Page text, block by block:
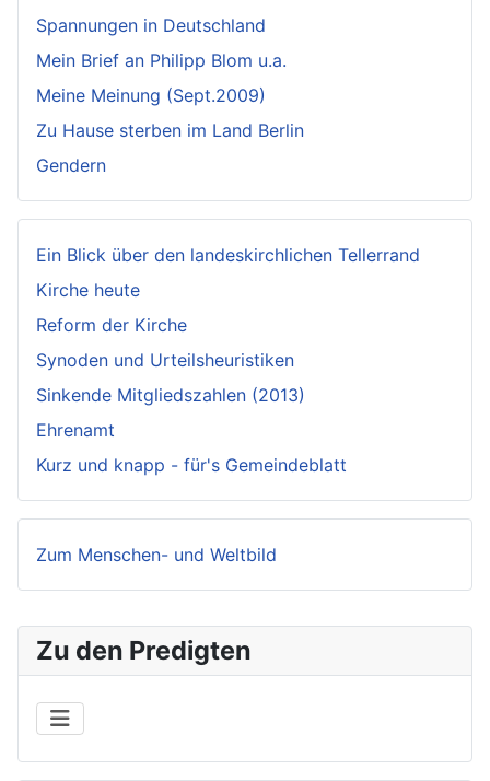
Zu den Predigten
Spannungen in Deutschland
Mein Brief an Philipp Blom u.a.
Meine Meinung (Sept.2009)
Zu Hause sterben im Land Berlin
Gendern
Ein Blick über den landeskirchlichen Tellerrand
Kirche heute
Reform der Kirche
Synoden und Urteilsheuristiken
Sinkende Mitgliedszahlen (2013)
Ehrenamt
Kurz und knapp - für's Gemeindeblatt
Zum Menschen- und Weltbild